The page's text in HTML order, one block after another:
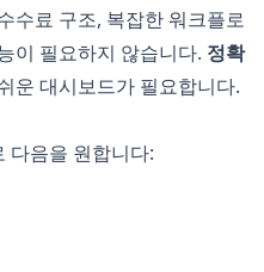
수료 구조, 복잡한 워크플로
이 필요하지 않습니다. 정확
운 대시보드가 필요합니다.
다음을 원합니다: